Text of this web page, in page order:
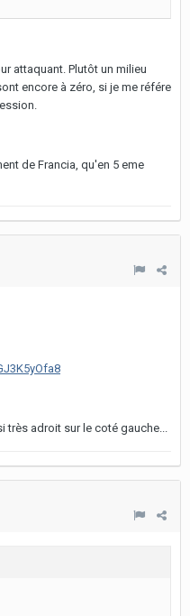
attaquant. Plutôt un milieu
encore à zéro, si je me référe
de Francia, qu'en 5 eme
adroit sur le coté gauche...